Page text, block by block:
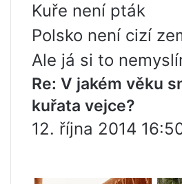
Kuře není pták
Polsko není cizí
Ale já si to
Re: V jakém věku
kuřata vejce?
12. října 2014